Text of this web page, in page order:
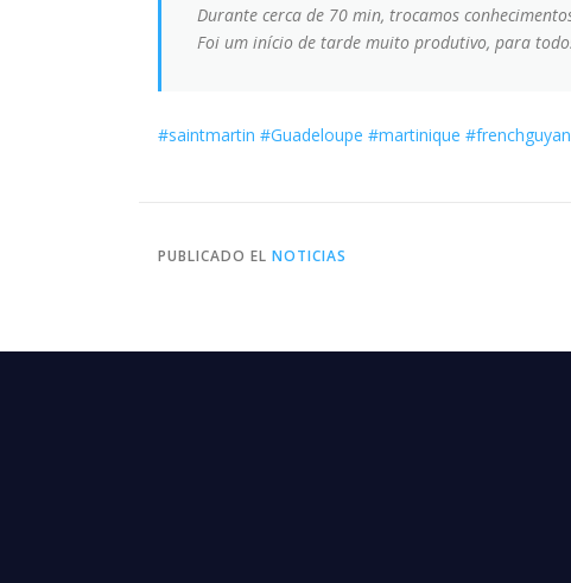
Durante cerca de 70 min, trocamos
Foi um início de tarde muito produtivo, para
#saintmartin #Guadeloupe #martinique
PUBLICADO EL NOTICIAS